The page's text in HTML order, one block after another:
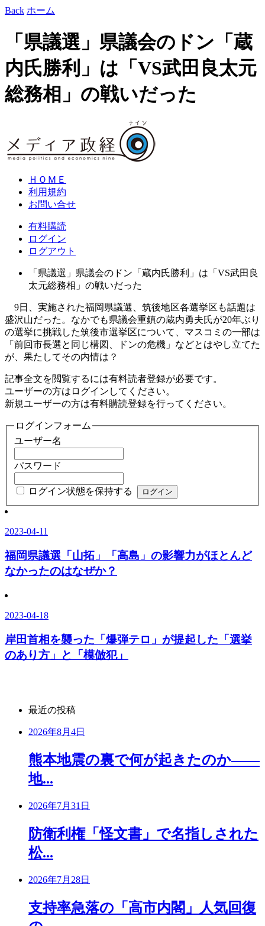
Back ホーム
「県議選」県議会のドン「蔵
内氏勝利」は「VS武田良太元
総務相」の戦いだった
ＨＯＭＥ
利用規約
お問い合せ
有料購読
ログイン
ログアウト
「県議選」県議会のドン「蔵内氏勝利」は「VS武田良
太元総務相」の戦いだった
9日、実施された福岡県議選、筑後地区各選挙区も話題は
盛沢山だった。なかでも県議会重鎮の蔵内勇夫氏が20年ぶり
の選挙に挑戦した筑後市選挙区について、マスコミの一部は
「前回市長選と同じ構図、ドンの危機」などとはやし立てた
が、果たしてその内情は？
記事全文を閲覧するには有料読者登録が必要です。
ユーザーの方はログインしてください。
新規ユーザーの方は有料購読登録を行ってください。
ログインフォーム
ユーザー名
パスワード
ログイン状態を保持する
2023-04-11
福岡県議選「山拓」「高島」の影響力がほとんど
なかったのはなぜか？
2023-04-18
岸田首相を襲った「爆弾テロ」が提起した「選挙
のあり方」と「模倣犯」
最近の投稿
2026年8月4日
熊本地震の裏で何が起きたのか――
地...
2026年7月31日
防衛利権「怪文書」で名指しされた
松...
2026年7月28日
支持率急落の「高市内閣」人気回復